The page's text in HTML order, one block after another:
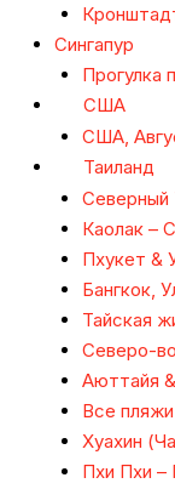
Сингапур
Прогулка
США
США,
Таиланд
Северный
Каолак –
Пхукет &
Бангкок,
Тайская
Северо-
Аюттайя
Все
Хуахин
Пхи Пхи –